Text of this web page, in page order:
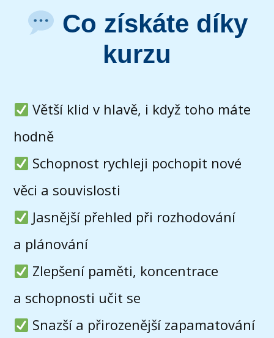
Co získáte díky
kurzu
Větší klid v hlavě, i když toho máte
hodně
Schopnost rychleji pochopit nové
věci a souvislosti
Jasnější přehled při rozhodování
a plánování
Zlepšení paměti, koncentrace
a schopnosti učit se
Snazší a přirozenější zapamatování